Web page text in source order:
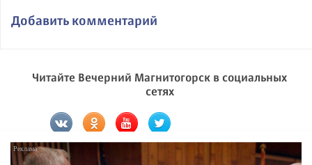
Добавить комментарий
Читайте Вечерний Магнитогорск в социальных
сетях